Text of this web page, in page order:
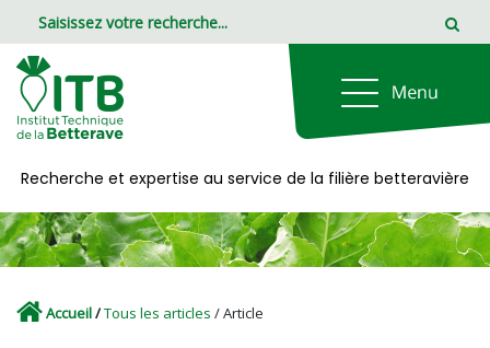
Recherche et expertise au service de la filière betteravière
Accueil/Tous les articles / Article
Panneau de gestion des cookies